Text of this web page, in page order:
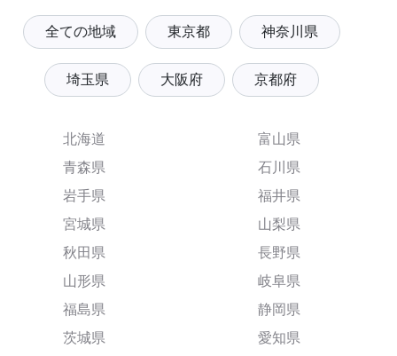
全ての地域 東京都 神奈川県
埼玉県 大阪府 京都府
北海道
青森県
岩手県
宮城県
秋田県
山形県
福島県
茨城県
富山県
石川県
福井県
山梨県
長野県
岐阜県
静岡県
愛知県